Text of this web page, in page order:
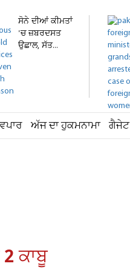
ਸੋਨੇ ਦੀਆਂ ਕੀਮਤਾਂ
'ਚ ਜ਼ਬਰਦਸਤ
ਉਛਾਲ, ਸੱਤ...
ਵਪਾਰ ਅੱਜ ਦਾ ਹੁਕਮਨਾਮਾ ਗੈਜੇਟ
ਕਾਬੂ